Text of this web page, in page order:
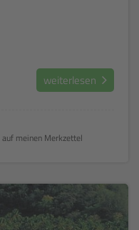
weiterlesen
auf meinen Merkzettel